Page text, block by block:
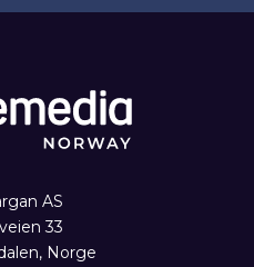
AS
33
Norge